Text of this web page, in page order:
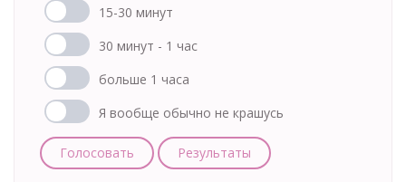
15-30 минут
30 минут - 1 час
больше 1 часа
Я вообще обычно не крашусь
Голосовать Результаты